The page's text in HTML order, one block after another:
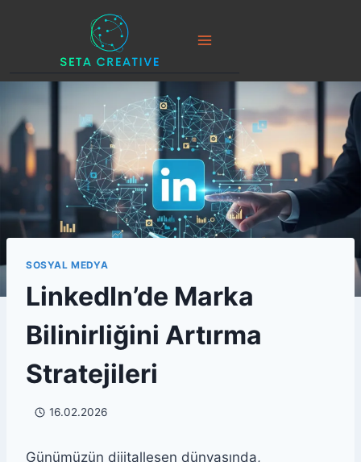
SOSYAL MEDYA
LinkedIn’de Marka
Bilinirliğini Artırma
Stratejileri
16.02.2026
Günümüzün dijitalleşen dünyasında,